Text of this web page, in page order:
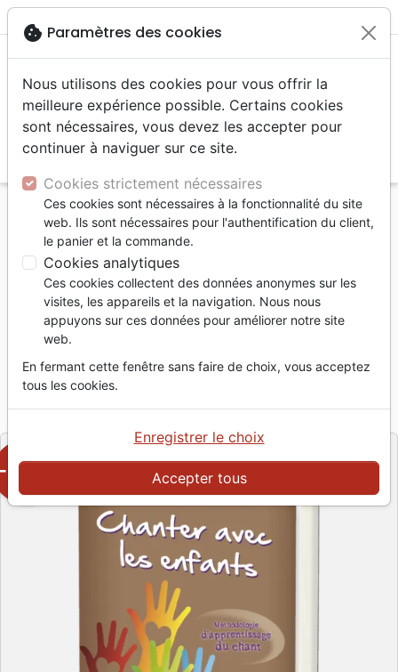
menu
Accueil Jeunesse
Enseignement jeunesse
Chanter avec les enfants - Méthodologie
d'apprentissage du chant
Chanter avec les enfants -
Méthodologie d'apprentissage du
chant
Gilbert Joss
RéférenceLLBF1859
LLB FRANCE
50%
cookie Paramètres des cookies
Nous utilisons des cookies pour vous offrir la
meilleure expérience possible. Certains cookies
sont nécessaires, vous devez les accepter pour
continuer à naviguer sur ce site.
Cookies strictement nécessaires
Ces cookies sont nécessaires à la fonctionnalité du site
web. Ils sont nécessaires pour l'authentification du client,
le panier et la commande.
Cookies analytiques
Ces cookies collectent des données anonymes sur les
visites, les appareils et la navigation. Nous nous
appuyons sur ces données pour améliorer notre site
web.
En fermant cette fenêtre sans faire de choix, vous acceptez
tous les cookies.
Accepter tous
Enregistrer le choix